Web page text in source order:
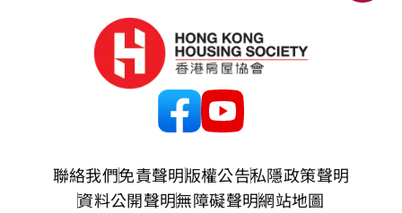
聯絡我們免責聲明版權公告私隱政策聲明
資料公開聲明無障礙聲明網站地圖